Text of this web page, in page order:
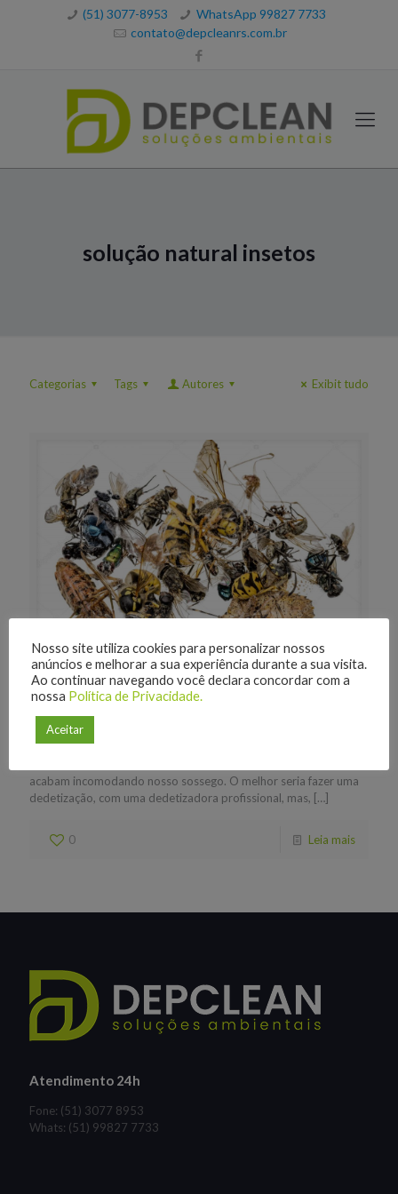
(51) 3077-8953
WhatsApp 99827 7733
contato@depcleanrs.com.br
solução natural insetos
Categorias Tags Autores Exibit tudo
8 Formas de combate à insetos
acabam incomodando nosso sossego. O melhor seria fazer uma
dedetização, com uma dedetizadora profissional, mas, […]
0 Leia mais
Atendimento 24h
Fone: (51) 3077 8953
Whats: (51) 99827 7733
Nosso site utiliza cookies para personalizar nossos
anúncios e melhorar a sua experiência durante a sua visita.
Ao continuar navegando você declara concordar com a
nossa Política de Privacidade.
Aceitar